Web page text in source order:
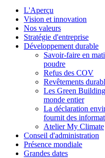
L'Aperçu
Vision et innovation
Nos valeurs
Stratégie d'entreprise
Développement durable
Savoir-faire en
poudre
Refus des COV
Revêtements
Les Green
monde entier
La déclaration
fournit des
Atelier My Climate
Conseil d'administration
Présence mondiale
Grandes dates